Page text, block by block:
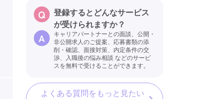
登録するとどんなサービス
が受けられますか？
キャリアパートナーとの面談、公開・
非公開求人のご提案、応募書類の添
削・確認、面接対策、内定条件の交
渉、入職後の悩み相談 などのサービ
スを無料で受けることができます。
よくある質問をもっと見たい